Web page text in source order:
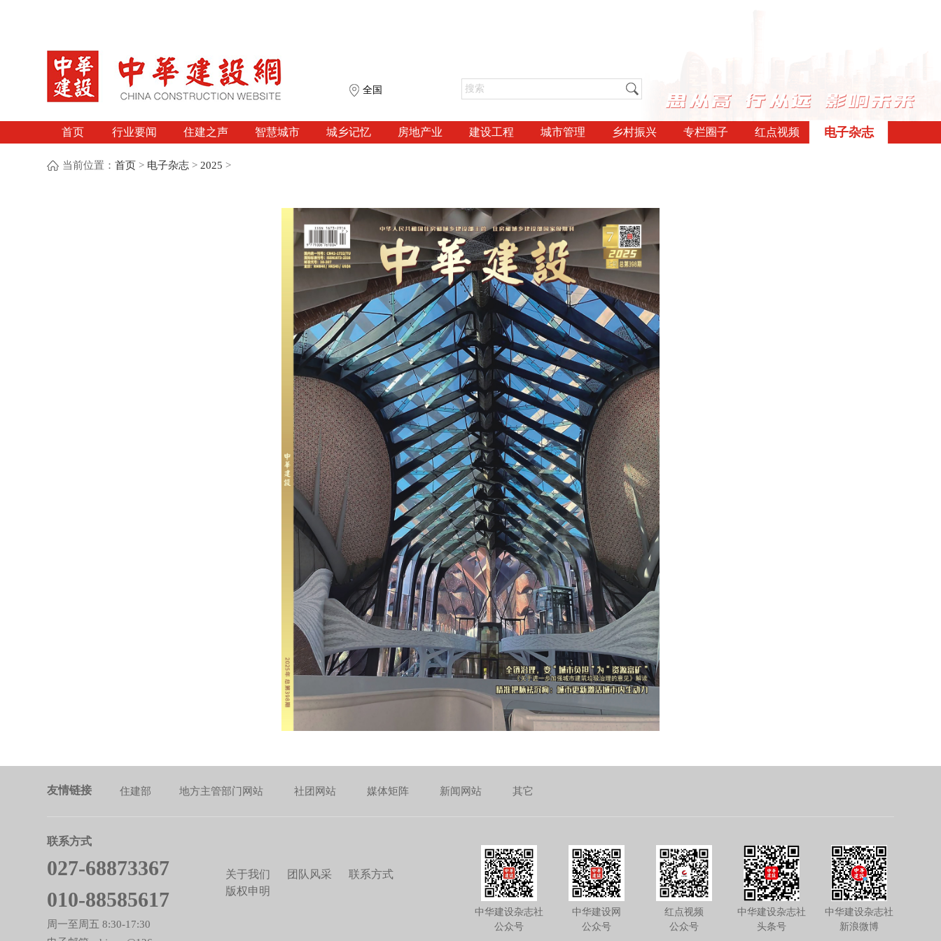
全国
首页 行业要闻 住建之声 智慧城市 城乡记忆 房地产业 建设工程 城市管理 乡村振兴 专栏圈子 红点视频 电子杂志
当前位置：首页 > 电子杂志 > 2025 >
友情链接 住建部 地方主管部门网站 社团网站 媒体矩阵 新闻网站 其它
联系方式
027-68873367
010-88585617
周一至周五 8:30-17:30
关于我们 团队风采
联系方式
版权申明
中华建设杂志社
公众号
中华建设网
公众号
红点视频
公众号
中华建设杂志社
头条号
中华建设杂志社
新浪微博